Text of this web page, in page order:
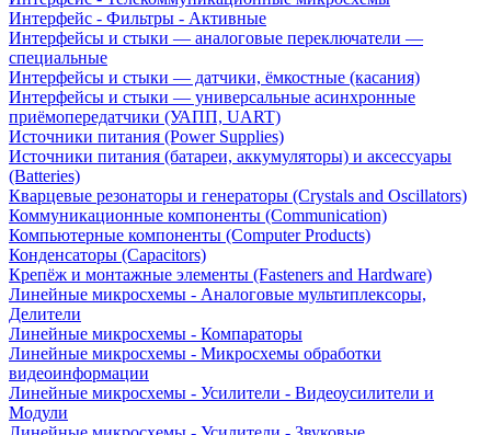
Интерфейс - Фильтры - Активные
Интерфейсы и стыки — аналоговые переключатели —
специальные
Интерфейсы и стыки — датчики, ёмкостные (касания)
Интерфейсы и стыки — универсальные асинхронные
приёмопередатчики (УАПП, UART)
Источники питания (Power Supplies)
Источники питания (батареи, аккумуляторы) и аксессуары
(Batteries)
Кварцевые резонаторы и генераторы (Crystals and Oscillators)
Коммуникационные компоненты (Communication)
Компьютерные компоненты (Computer Products)
Конденсаторы (Capacitors)
Крепёж и монтажные элементы (Fasteners and Hardware)
Линейные микросхемы - Аналоговые мультиплексоры,
Делители
Линейные микросхемы - Компараторы
Линейные микросхемы - Микросхемы обработки
видеоинформации
Линейные микросхемы - Усилители - Видеоусилители и
Модули